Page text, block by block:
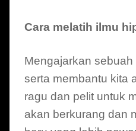
Cara melatih ilmu
Mengajarkan
serta membantu kita
ragu dan pelit untuk
akan berkurang dan